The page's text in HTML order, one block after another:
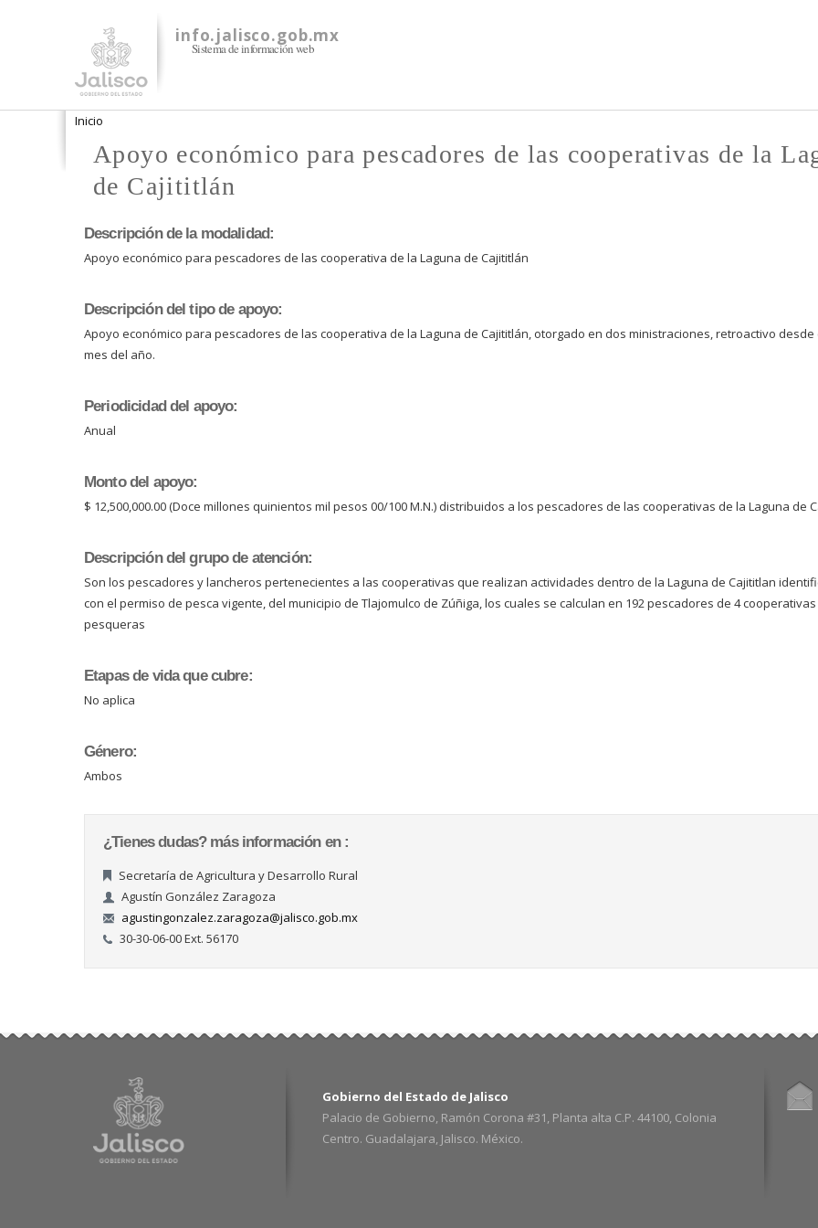
info.jalisco.gob.mx
Sistema de información web
Se encuentra usted aquí
Inicio
Apoyo económico para pescadores de las cooperativas de la
de Cajititlán
Descripción de la modalidad:
Apoyo económico para pescadores de las cooperativa de la Laguna de Cajititlán
Descripción del tipo de apoyo:
Apoyo económico para pescadores de las cooperativa de la Laguna de Cajititlán, otorgado en dos ministraciones, retroactivo desde
mes del año.
Periodicidad del apoyo:
Anual
Monto del apoyo:
$ 12,500,000.00 (Doce millones quinientos mil pesos 00/100 M.N.) distribuidos a los pescadores de las cooperativas de la Laguna de
Descripción del grupo de atención:
Son los pescadores y lancheros pertenecientes a las cooperativas que realizan actividades dentro de la Laguna de Cajititlan
con el permiso de pesca vigente, del municipio de Tlajomulco de Zúñiga, los cuales se calculan en 192 pescadores de 4 cooperativas
pesqueras
Etapas de vida que cubre:
No aplica
Género:
Ambos
¿Tienes dudas? más información en :
Secretaría de Agricultura y Desarrollo Rural
Agustín González Zaragoza
agustingonzalez.zaragoza@jalisco.gob.mx
30-30-06-00 Ext. 56170
Gobierno del Estado de Jalisco
Palacio de Gobierno, Ramón Corona #31, Planta alta C.P. 44100, Colonia
Centro. Guadalajara, Jalisco. México.